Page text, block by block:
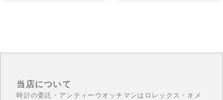
当店について
時計の委託・アンティーウオッチマンはロレックス・オメ